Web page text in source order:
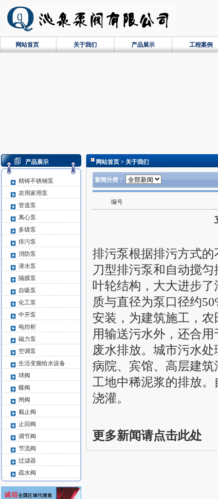
网站首页 关于我们 产品展示 工程案例
产品展示
精铸不锈钢泵
农用家用泵
管道泵
离心泵
多级泵
排污泵
消防泵
潜水泵
隔膜泵
自吸泵
化工泵
中开泵
电控柜
磁力泵
空调泵
生活变频给水设备
球阀
蝶阀
闸阀
截止阀
止回阀
调节阀
节流阀
过滤器
疏水阀
网站首页 > 关于我们
新闻分类：
编号
排污泵根据排污方式
刀型排污泵和自动搅
叶轮结构，大大进步
质与直径为泵口径约
安装，为建筑施工，
用输送污水外，还合
废水排放。城市污水
病院、宾馆、高层建
工地中稀泥浆的排放
浇灌。
更多新闻请点击此处